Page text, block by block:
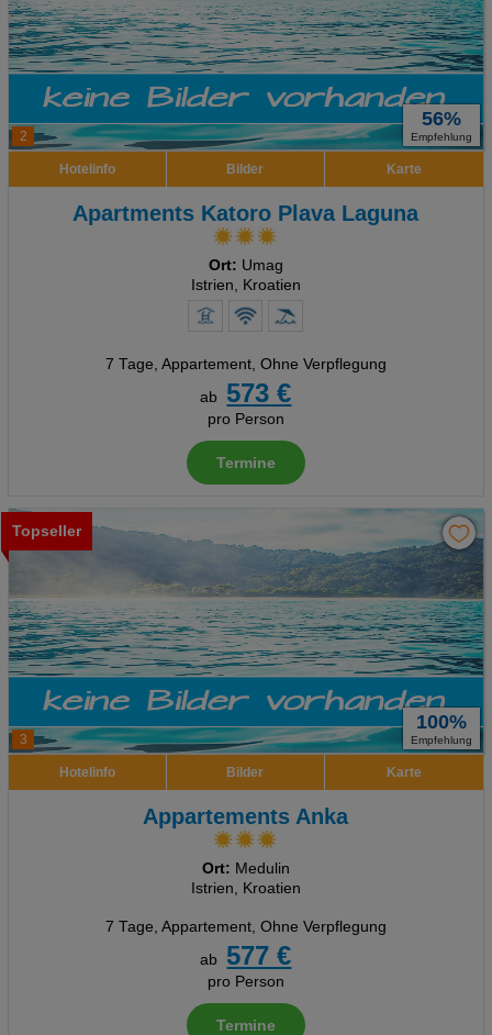
2
56%
Empfehlung
Hotelinfo Bilder Karte
Apartments Katoro Plava Laguna
Ort: Umag
Istrien, Kroatien
7 Tage, Appartement, Ohne Verpflegung
ab
573 €
pro Person
Termine
3
Topseller
100%
Empfehlung
Hotelinfo Bilder Karte
Appartements Anka
Ort: Medulin
Istrien, Kroatien
7 Tage, Appartement, Ohne Verpflegung
ab
577 €
pro Person
Termine